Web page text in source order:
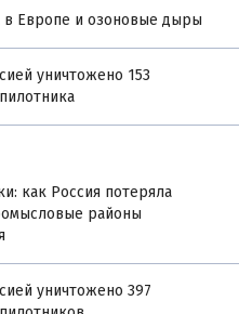
Европе и озоновые дыры
уничтожено 153
как Россия потеряла
районы
уничтожено 397